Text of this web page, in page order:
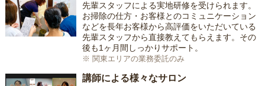
先輩スタッフによる実地研修を受けられます。
お掃除の仕方・お客様とのコミュニケーション
などを長年お客様から高評価をいただいている
先輩スタッフから直接教えてもらえます。その
後も1ヶ月間しっかりサポート。
※ 関東エリアの業務委託のみ
講師による様々なサロン